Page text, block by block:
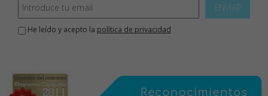
ENVIAR
He leído y acepto la política de privacidad